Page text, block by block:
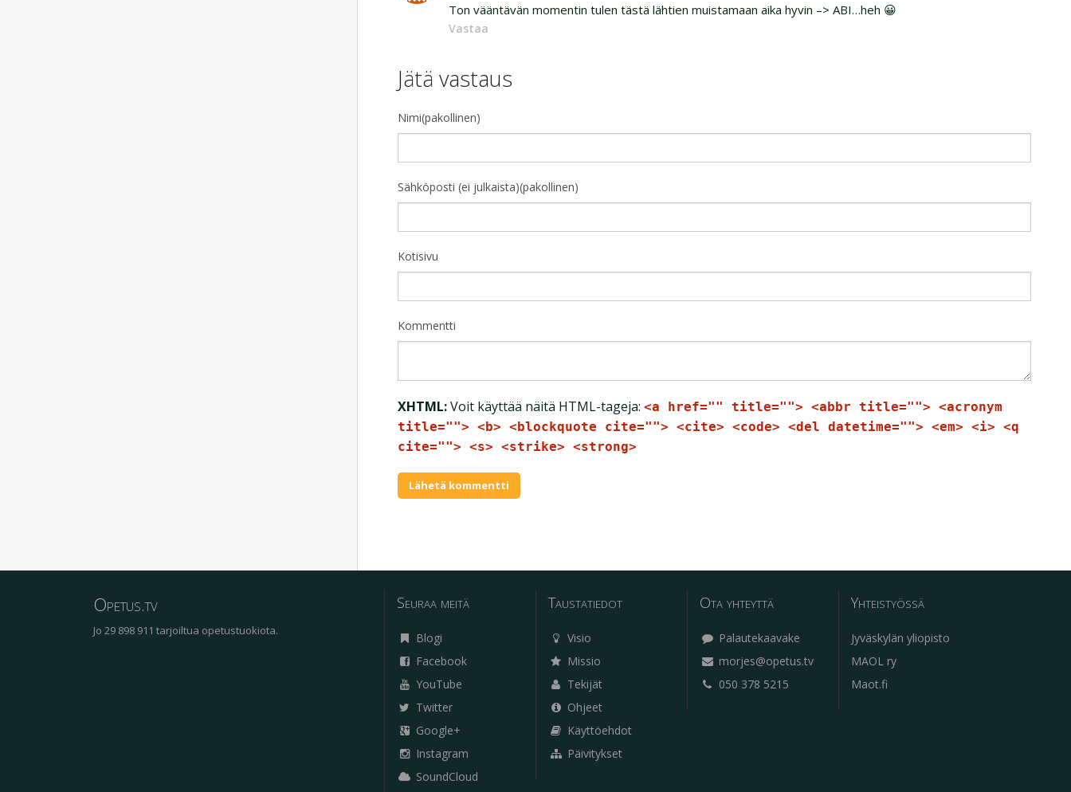
Ton vääntävän momentin tulen tästä lähtien muistamaan aika hyvin –> ABI…heh 😀
Vastaa
Jätä vastaus
Nimi(pakollinen)
Sähköposti (ei julkaista)(pakollinen)
Kotisivu
Kommentti
XHTML:Voit käyttää näitä HTML-tageja: <a href="" title=""> <abbr title=""> <acronym
title=""> <b> <blockquote cite=""> <cite> <code> <del datetime=""> <em> <i> <q
cite=""> <s> <strike> <strong>
Opetus.tv
Jo 29 898 911 tarjoiltua opetustuokiota.
Seuraa meitä
Blogi
Facebook
YouTube
Twitter
Google+
Instagram
SoundCloud
Taustatiedot
Visio
Missio
Tekijät
Ohjeet
Käyttöehdot
Päivitykset
Ota yhteyttä
Palautekaavake
morjes@opetus.tv
050 378 5215
Yhteistyössä
Jyväskylän yliopisto
MAOL ry
Maot.fi